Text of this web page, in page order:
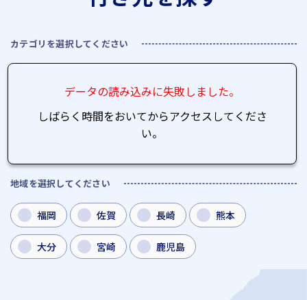
カテゴリを選択してください
データの読み込みに失敗しました。
しばらく時間をおいてからアクセスしてくださ
い。
地域を選択してください
福岡 佐賀 長崎 熊本
大分 宮崎 鹿児島